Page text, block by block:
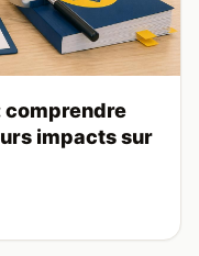
comprendre
impacts sur